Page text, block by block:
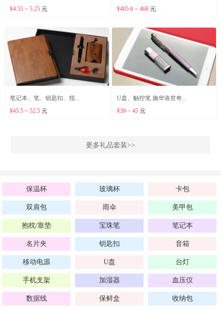
¥4.55 ~ 5.25元
¥405.6 ~ 468 元
笔记本、笔、钥匙扣、指...
¥45.5 ~ 52.5元
U盘、触控笔 施华洛世奇...
¥39 ~ 45 元
更多礼品套装>>
保温杯 玻璃杯 卡包
双肩包 雨伞 美甲包
抱枕/靠垫 宝珠笔 笔记本
名片夹 钥匙扣 音箱
移动电源 U盘 台灯
手机支架 加湿器 血压仪
数据线 保鲜盒 收纳包